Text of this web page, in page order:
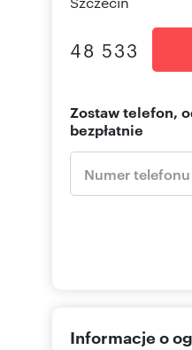
48 533
Zostaw telefon,
bezpłatnie
Informacje o